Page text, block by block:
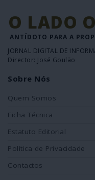
O LADO
ANTÍDOTO PARA A
JORNAL DIGITAL DE
Director: José Goulão
Sobre Nós
Quem Somos
Ficha Técnica
Estatuto Editorial
Política de Privacidade
Contactos